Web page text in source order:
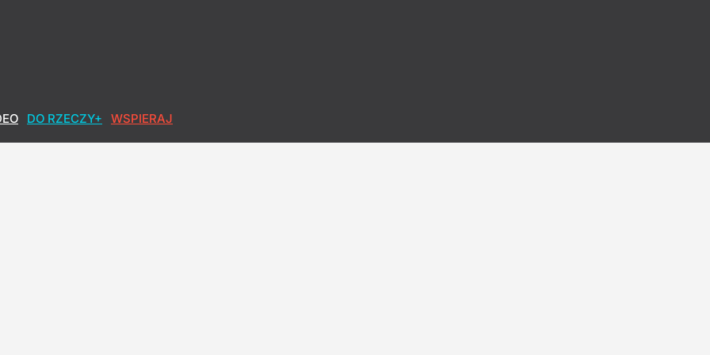
DO RZECZY+ WSPIERAJ
najwyższy wynik